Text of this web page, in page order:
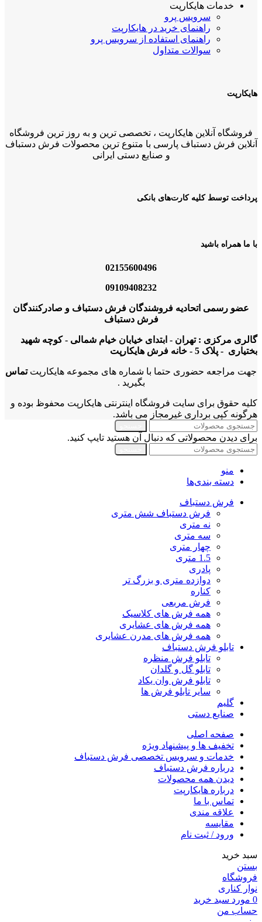
خدمات هایکارپت
سرویس پرو
راهنمای خرید در هایکارپت
راهنمای استفاده از سرویس پرو
سوالات متداول
هایکارپت
فروشگاه آنلاین هایکارپت ، تخصصی ترین و به روز ترین فروشگاه
آنلاین فرش دستباف پارسی با متنوع ترین محصولات فرش دستباف
و صنایع دستی ایرانی
پرداخت توسط کلیه کارت‌های بانکی
با ما همراه باشید
02155600496
09109408232
عضو رسمی اتحادیه فروشندگان فرش دستباف و صادرکنندگان
فرش دستباف
گالری مرکزی : تهران - ابتدای خیابان خیام شمالی - کوچه شهید
بختیاری - پلاک 5 - خانه فرش هایکارپت
جهت مراجعه حضوری حتما با شماره های مجموعه هایکارپتتماس
بگیرید .
کلیه حقوق برای سایت فروشگاه اینترنتی هایکارپت محفوظ بوده و
هرگونه کپی برداری غیرمجاز می باشد.
برای دیدن محصولاتی که دنبال آن هستید تایپ کنید.
منو
دسته بندی‌ها
فرش دستباف
فرش دستباف شش متری
نه متری
سه متری
چهار متری
1.5 متری
پادری
دوازده متری و بزرگ تر
کناره
فرش مربعی
همه فرش های کلاسیک
همه فرش های عشایری
همه فرش های مدرن عشایری
تابلو فرش دستباف
تابلو فرش منظره
تابلو گل و گلدان
تابلو فرش وان یکاد
سایر تابلو فرش ها
گلیم
صنایع دستی
صفحه اصلی
تخفیف ها و پیشنهاد ویژه
خدمات و سرویس تخصصی فرش دستباف
درباره فرش دستباف
دیدن همه محصولات
درباره هایکارپت
تماس با ما
علاقه مندی
مقايسه
ورود / ثبت نام
سبد خرید
بستن
فروشگاه
نوار کناری
0 مورد سبد خرید
حساب من